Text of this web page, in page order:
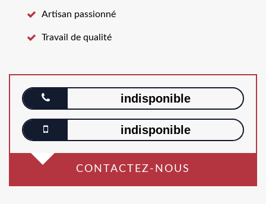
Artisan passionné
Travail de qualité
indisponible
indisponible
CONTACTEZ-NOUS